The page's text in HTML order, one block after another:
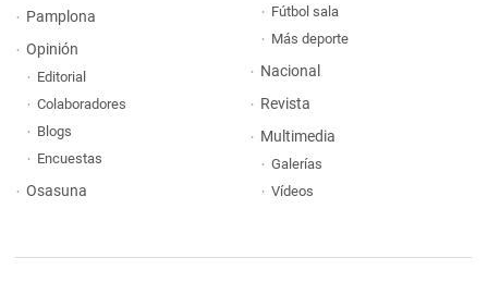
Pamplona
Opinión
Editorial
Colaboradores
Blogs
Encuestas
Osasuna
Fútbol sala
Más deporte
Nacional
Revista
Multimedia
Galerías
Vídeos